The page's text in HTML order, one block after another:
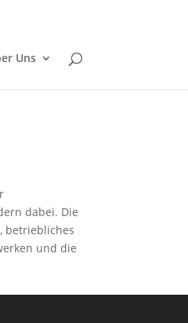
Uns
dabei. Die
betriebliches
und die